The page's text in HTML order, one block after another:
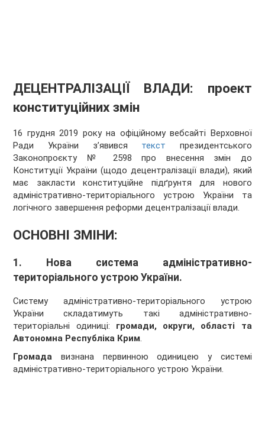
ДЕЦЕНТРАЛІЗАЦІЇ ВЛАДИ: проект
конституційних змін
16 грудня 2019 року на офіційному вебсайті Верховної
Ради України з’явився текст президентського
Законопроєкту № 2598 про внесення змін до
Конституції України (щодо децентралізації влади), який
має закласти конституційне підґрунтя для нового
адміністративно-територіального устрою України та
логічного завершення реформи децентралізації влади.
ОСНОВНІ ЗМІНИ:
1. Нова система адміністративно-
територіального устрою України.
Систему адміністративно-територіального устрою
України складатимуть такі адміністративно-
територіальні одиниці: громади, округи, області та
Автономна Республіка Крим.
Громада визнана первинною одиницею у системі
адміністративно-територіального устрою України.